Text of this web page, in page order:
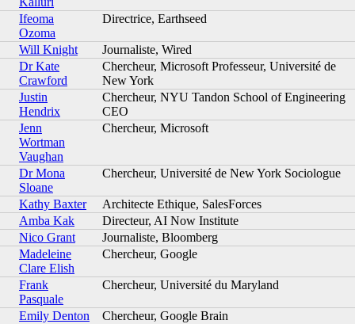
Ifeoma
Ozoma
Directrice, Earthseed
Will Knight
Journaliste, Wired
Dr Kate
Crawford
Chercheur, Microsoft Professeur, Université de
New York
Justin
Hendrix
Chercheur, NYU Tandon School of Engineering
CEO
Jenn
Wortman
Vaughan
Chercheur, Microsoft
Dr Mona
Sloane
Chercheur, Université de New York Sociologue
Kathy Baxter
Architecte Ethique, SalesForces
Amba Kak
Directeur, AI Now Institute
Nico Grant
Journaliste, Bloomberg
Madeleine
Clare Elish
Chercheur, Google
Frank
Pasquale
Chercheur, Université du Maryland
Emily Denton
Chercheur, Google Brain